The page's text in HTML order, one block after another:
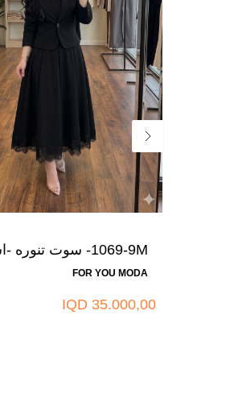
1069-9M- سوت تنوره -اسود 1
FOR YOU MODA
35.000,00 IQD